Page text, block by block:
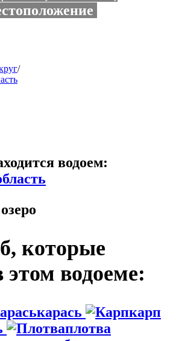
/
водоем:
озеро
которые
этом водоеме:
карась
карп
плотва